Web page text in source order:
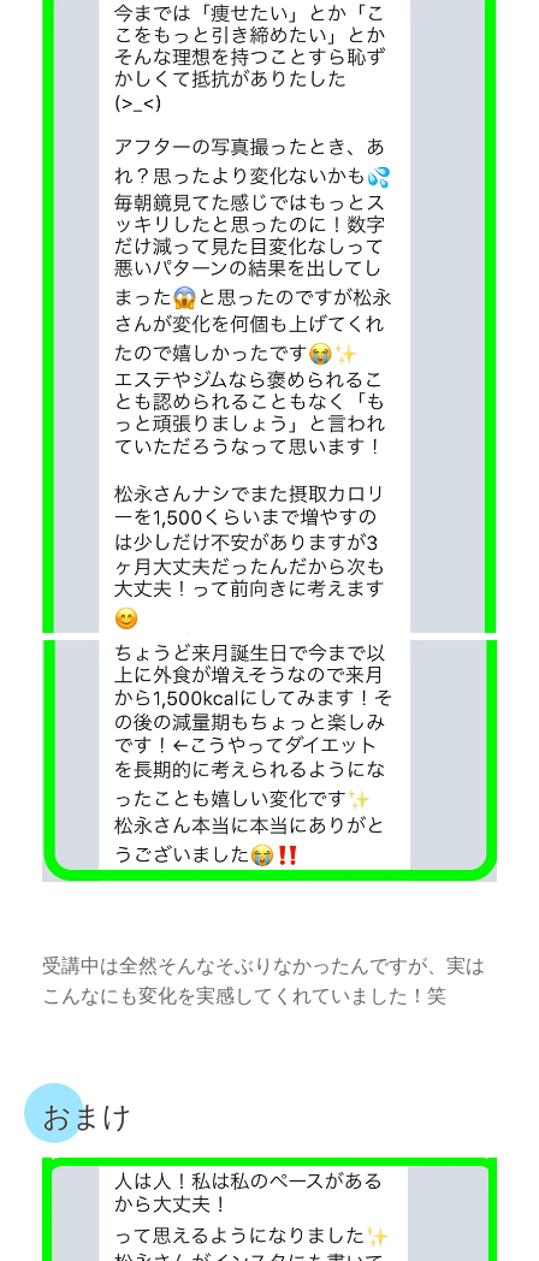
受講中は全然そんなそぶりなかったんですが、実は
こんなにも変化を実感してくれていました！笑
おまけ